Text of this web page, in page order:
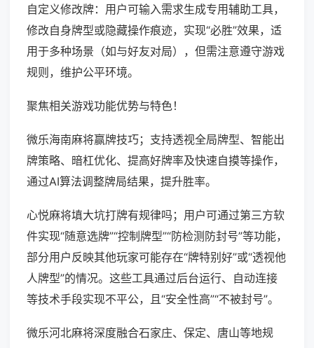
自定义修改牌：用户可输入需求生成专用辅助工具，
修改自身牌型或隐藏操作痕迹，实现“必胜”效果，适
用于多种场景（如与好友对局），但需注意遵守游戏
规则，维护公平环境。
聚焦相关游戏功能优势与特色！
微乐海南麻将赢牌技巧；支持透视全局牌型、智能出
牌策略、暗杠优化、提高好牌率及快速自摸等操作，
通过AI算法调整牌局结果，提升胜率。
心悦麻将填大坑打牌有规律吗；用户可通过第三方软
件实现“随意选牌”“控制牌型”“防检测防封号”等功能，
部分用户反映其他玩家可能存在“牌特别好”或“透视他
人牌型”的情况。这些工具通过后台运行、自动连接
等技术手段实现不平公，且“安全性高”“不被封号”。
微乐河北麻将深度融合石家庄、保定、唐山等地规